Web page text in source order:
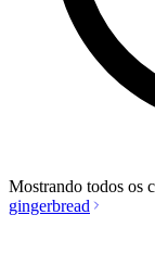
Mostrando todos os
gingerbread